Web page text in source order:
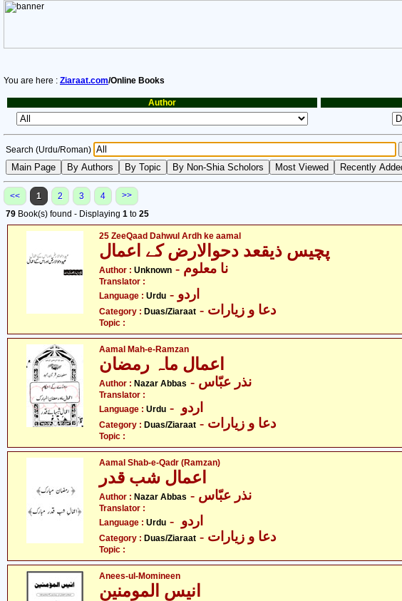
You are here : Ziaraat.com/Online Books
Author
Search (Urdu/Roman)
<< 1 2 3 4
>>
79 Book(s) found - Displaying 1 to 25
25 ZeeQaad Dahwul Ardh ke aamal
پچیس ذیقعد دحوالارض کے اعمال
Author : Unknown - نا معلوم
Translator :
Language : Urdu - اردو
Category : Duas/Ziaraat - دعا و زیارات
Topic :
Aamal Mah-e-Ramzan
اعمال ماہ رمضان
Author : Nazar Abbas - نذر عبّاس
Translator :
Language : Urdu
Category : Duas/Ziaraat - دعا و زیارات
Topic :
Aamal Shab-e-Qadr (Ramzan)
اعمال شب قدر
Author : Nazar Abbas - نذر عبّاس
Translator :
Language : Urdu
Category : Duas/Ziaraat - دعا و زیارات
Topic :
Anees-ul-Momineen
انیس المومنین